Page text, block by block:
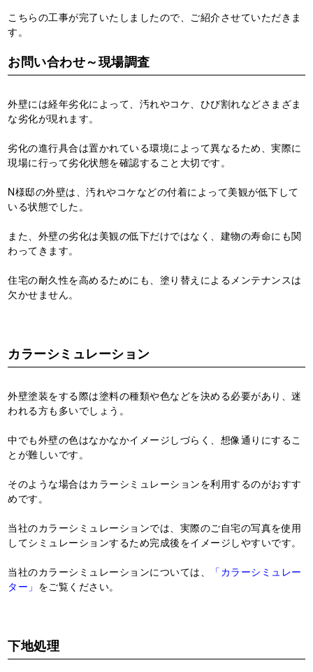
こちらの工事が完了いたしましたので、ご紹介させていただきま
す。
お問い合わせ～現場調査
外壁には経年劣化によって、汚れやコケ、ひび割れなどさまざま
な劣化が現れます。
劣化の進行具合は置かれている環境によって異なるため、実際に
現場に行って劣化状態を確認すること大切です。
N様邸の外壁は、汚れやコケなどの付着によって美観が低下して
いる状態でした。
また、外壁の劣化は美観の低下だけではなく、建物の寿命にも関
わってきます。
住宅の耐久性を高めるためにも、塗り替えによるメンテナンスは
欠かせません。
カラーシミュレーション
外壁塗装をする際は塗料の種類や色などを決める必要があり、迷
われる方も多いでしょう。
中でも外壁の色はなかなかイメージしづらく、想像通りにするこ
とが難しいです。
そのような場合はカラーシミュレーションを利用するのがおすす
めです。
当社のカラーシミュレーションでは、実際のご自宅の写真を使用
してシミュレーションするため完成後をイメージしやすいです。
当社のカラーシミュレーションについては、
「カラーシミュレー
ター」 をご覧ください。
下地処理